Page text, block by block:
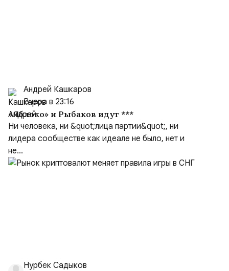
Андрей Кашкаров
Вчера в 23:16
«Яблоко» и Рыбаков идут ***
Ни человека, ни &quot;лица партии&quot;, ни
лидера сообществе как идеале не было, нет и
не...
Нурбек Садыков